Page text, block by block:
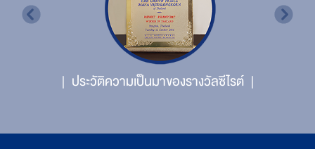
ประวัติความเป็นมาของรางวัลซีไรต์